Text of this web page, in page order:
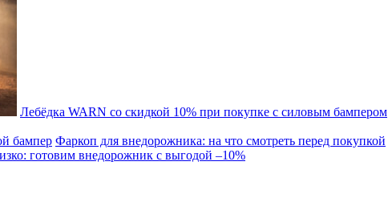
Лебёдка WARN со скидкой 10% при покупке с силовым бампером
бампер Фаркоп для внедорожника: на что смотреть перед покупкой
готовим внедорожник с выгодой –10%